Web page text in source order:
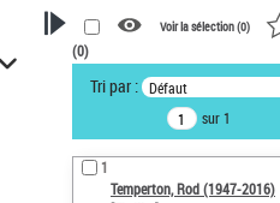
VOTRE RECHERCHE
Recherche avancée dans les
notices d’autorité
Œuvres liées à l'auteur :
Temperton, Rod (1947-2016)
Voir la sélection (0)
(0)
Tri par : Défaut
sur 1
1
Temperton, Rod (1947-2016)